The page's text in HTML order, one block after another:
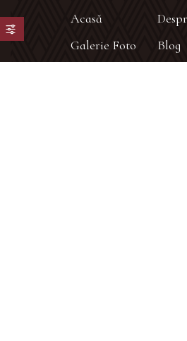
Acasă
Galerie Foto
Blog